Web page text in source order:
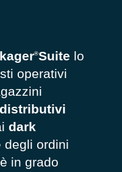
®Suite lo
operativi
dark
degli ordini
in grado